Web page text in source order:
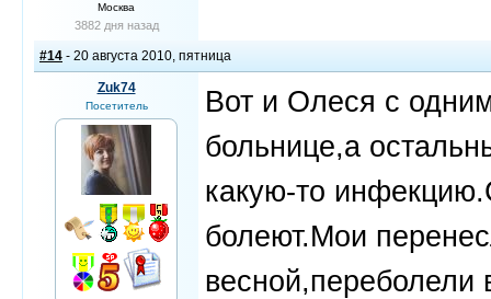
Москва
3882 дня назад
#14 - 20 августа 2010, пятница
Zuk74
Посетитель
Вот и Олеся с
больнице,а
какую-то
болеют.Мои